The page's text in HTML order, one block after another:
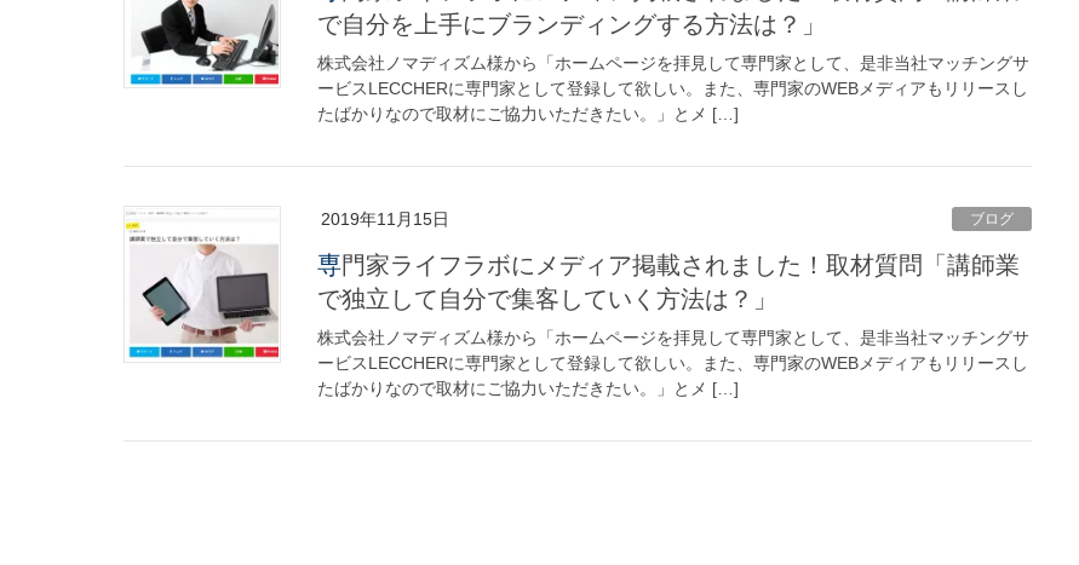
で自分を上手にブランディングする方法は？」
株式会社ノマディズム様から「ホームページを拝見して専門家として、是非当社マッチングサ
ービスLECCHERに専門家として登録して欲しい。また、専門家のWEBメディアもリリースし
たばかりなので取材にご協力いただきたい。」とメ […]
2019年11月15日 ブログ
専門家ライフラボにメディア掲載されました！取材質問「講師業
で独立して自分で集客していく方法は？」
株式会社ノマディズム様から「ホームページを拝見して専門家として、是非当社マッチングサ
ービスLECCHERに専門家として登録して欲しい。また、専門家のWEBメディアもリリースし
たばかりなので取材にご協力いただきたい。」とメ […]